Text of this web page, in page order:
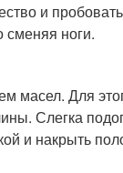
и
сменяя ноги.
масел. Для
Слегка
и накрыть